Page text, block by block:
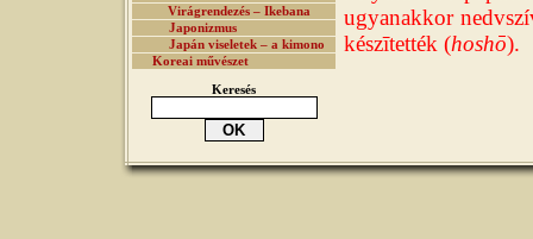
Virágrendezés – Ikebana
Japonizmus
Japán viseletek – a kimono
Koreai művészet
Keresés
ugyanakkor
készītették (hoshō).